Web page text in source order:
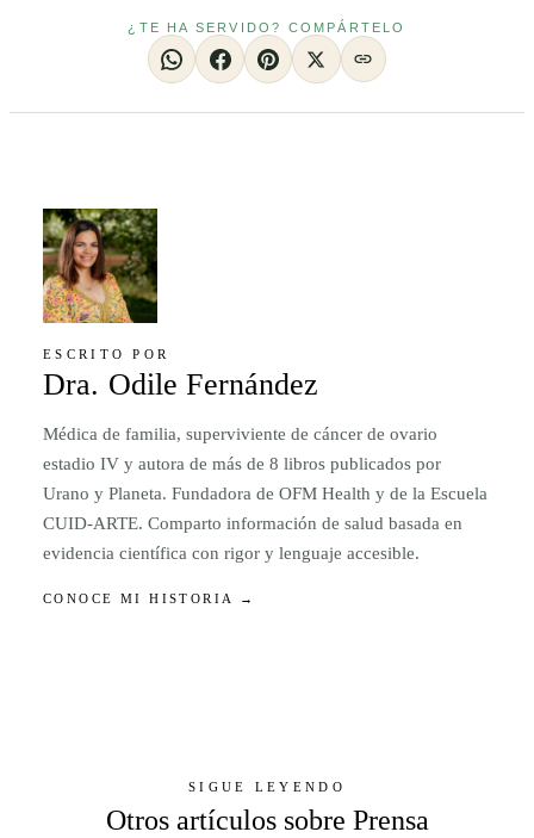
¿TE HA SERVIDO? COMPÁRTELO
ESCRITO POR
Dra. Odile Fernández
Médica de familia, superviviente de cáncer de ovario
estadio IV y autora de más de 8 libros publicados por
Urano y Planeta. Fundadora de OFM Health y de la Escuela
CUID-ARTE. Comparto información de salud basada en
evidencia científica con rigor y lenguaje accesible.
CONOCE MI HISTORIA →
SIGUE LEYENDO
Otros artículos sobre Prensa